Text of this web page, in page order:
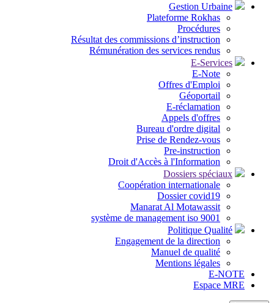
Gestion Urbaine
Plateforme Rokhas
Procédures
Résultat des commissions d’instruction
Rémunération des services rendus
E-Services
E-Note
Offres d'Emploi
Géoportail
E-réclamation
Appels d'offres
Bureau d'ordre digital
Prise de Rendez-vous
Pre-instruction
Droit d'Accès à l'Information
Dossiers spéciaux
Coopération internationale
Dossier covid19
Manarat Al Motawassit
système de management iso 9001
Politique Qualité
Engagement de la direction
Manuel de qualité
Mentions légales
E-NOTE
Espace MRE